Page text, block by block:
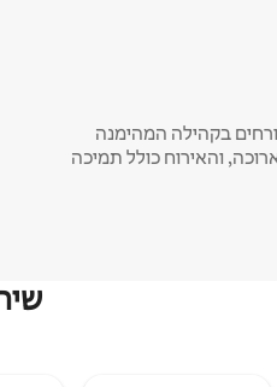
בקהילה המהימנה
והאירוח כולל תמיכה